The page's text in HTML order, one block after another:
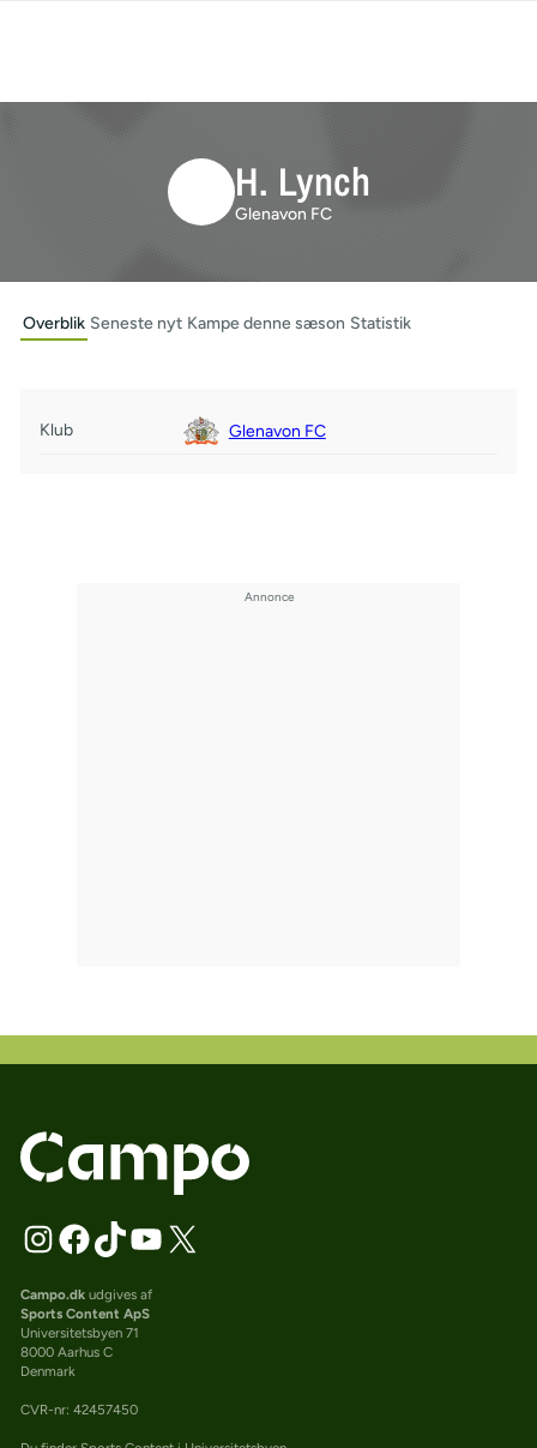
H. Lynch
Glenavon FC
Overblik Seneste nyt Kampe denne sæson Statistik
Klub Glenavon FC
Campo.dkudgives af
Sports Content ApS
Universitetsbyen 71
8000 Aarhus C
Denmark
CVR-nr: 42457450